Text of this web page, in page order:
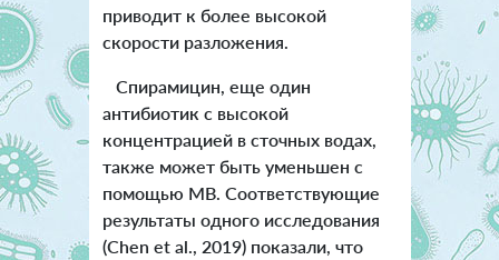
приводит к более высокой
скорости разложения.
Спирамицин, еще один
антибиотик с высокой
концентрацией в сточных водах,
также может быть уменьшен с
помощью МВ. Соответствующие
результаты одного исследования
(Chen et al., 2019) показали, что